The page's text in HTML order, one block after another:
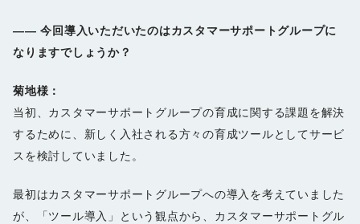
―― 今回導入いただいたのはカスタマーサポートグループに
なりますでしょうか？
菊地様：
当初、カスタマーサポートグループの育成に関する課題を解決
するために、新しく入社される方々の育成ツールとしてサービ
スを検討していました。
最初はカスタマーサポートグループへの導入を考えていました
が、「ツール導入」という観点から、カスタマーサポートグル